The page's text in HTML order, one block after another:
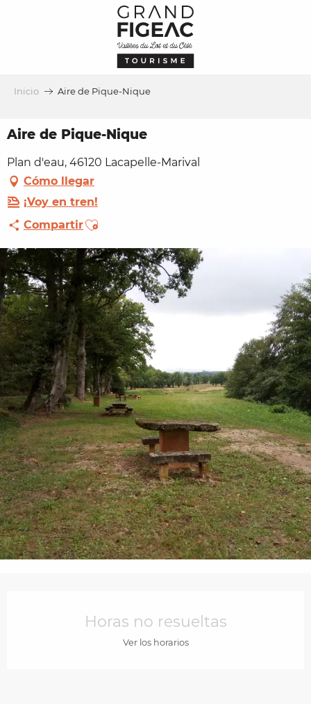
Inicio Aire de Pique-Nique
Aire de Pique-Nique
Plan d'eau, 46120 Lacapelle-Marival
Cómo llegar
¡Voy en tren!
CompartirAjouter aux favoris
Horas no resueltas
Ver los horarios